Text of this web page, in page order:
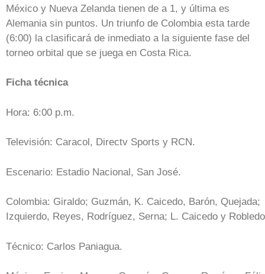
México y Nueva Zelanda tienen de a 1, y última es
Alemania sin puntos. Un triunfo de Colombia esta tarde
(6:00) la clasificará de inmediato a la siguiente fase del
torneo orbital que se juega en Costa Rica.
Ficha técnica
Hora: 6:00 p.m.
Televisión: Caracol, Directv Sports y RCN.
Escenario: Estadio Nacional, San José.
Colombia: Giraldo; Guzmán, K. Caicedo, Barón, Quejada;
Izquierdo, Reyes, Rodríguez, Serna; L. Caicedo y
Técnico: Carlos Paniagua.